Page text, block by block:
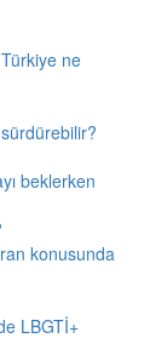
ne
beklerken
konusunda
LBGTİ+